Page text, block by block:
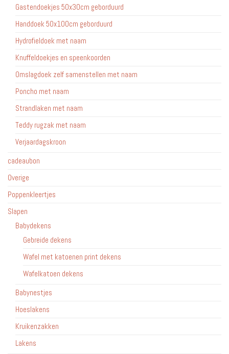
Gastendoekjes 50x30cm geborduurd
Handdoek 50x100cm geborduurd
Hydrofieldoek met naam
Knuffeldoekjes en speenkoorden
Omslagdoek zelf samenstellen met naam
Poncho met naam
Strandlaken met naam
Teddy rugzak met naam
Verjaardagskroon
cadeaubon
Overige
Poppenkleertjes
Slapen
Babydekens
Gebreide dekens
Wafel met katoenen print dekens
Wafelkatoen dekens
Babynestjes
Hoeslakens
Kruikenzakken
Lakens